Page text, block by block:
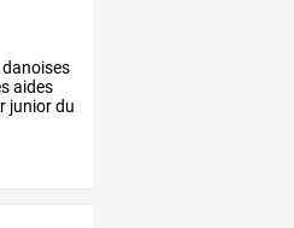
danoises
aides
juniordu